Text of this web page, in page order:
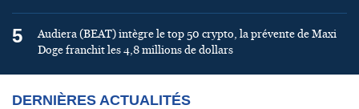
5
Audiera (BEAT) intègre le top 50 crypto, la prévente de Maxi
Doge franchit les 4,8 millions de dollars
DERNIÈRES ACTUALITÉS